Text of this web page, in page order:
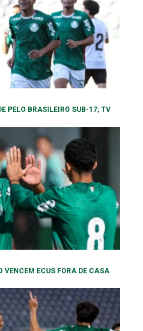
PELO BRASILEIRO SUB-17; TV
VENCEM ECUS FORA DE CASA